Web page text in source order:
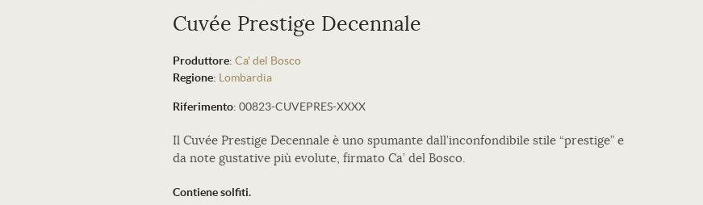
Cuvée Prestige Decennale
Produttore: Ca' del Bosco
Regione: Lombardia
Riferimento: 00823-CUVEPRES-XXXX
Il Cuvée Prestige Decennale è uno spumante dall’inconfondibile stile “prestige” e
da note gustative più evolute, firmato Ca’ del Bosco.
Contiene solfiti.